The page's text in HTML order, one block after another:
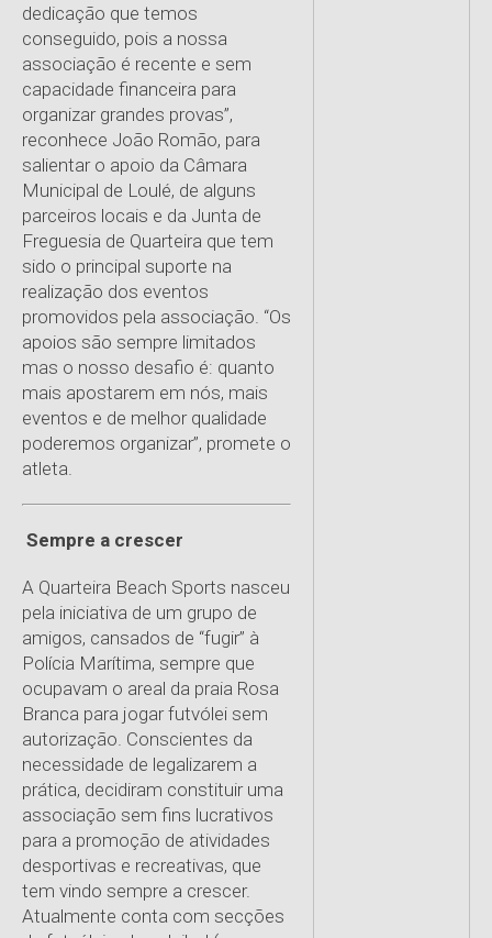
dedicação que temos
conseguido, pois a nossa
associação é recente e sem
capacidade financeira para
organizar grandes provas”,
reconhece João Romão, para
salientar o apoio da Câmara
Municipal de Loulé, de alguns
parceiros locais e da Junta de
Freguesia de Quarteira que tem
sido o principal suporte na
realização dos eventos
promovidos pela associação. “Os
apoios são sempre limitados
mas o nosso desafio é: quanto
mais apostarem em nós, mais
eventos e de melhor qualidade
poderemos organizar”, promete o
atleta.
Sempre a crescer
A Quarteira Beach Sports nasceu
pela iniciativa de um grupo de
amigos, cansados de “fugir” à
Polícia Marítima, sempre que
ocupavam o areal da praia Rosa
Branca para jogar futvólei sem
autorização. Conscientes da
necessidade de legalizarem a
prática, decidiram constituir uma
associação sem fins lucrativos
para a promoção de atividades
desportivas e recreativas, que
tem vindo sempre a crescer.
Atualmente conta com secções